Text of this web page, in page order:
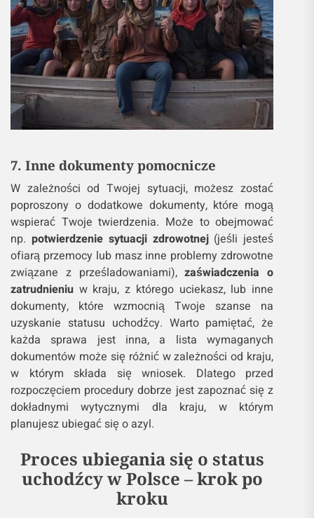
7. Inne dokumenty pomocnicze
W zależności od Twojej sytuacji, możesz zostać
poproszony o dodatkowe dokumenty, które mogą
wspierać Twoje twierdzenia. Może to obejmować
np. potwierdzenie sytuacji zdrowotnej(jeśli jesteś
ofiarą przemocy lub masz inne problemy zdrowotne
związane z prześladowaniami),zaświadczenia o
zatrudnieniu w kraju, z którego uciekasz, lub inne
dokumenty, które wzmocnią Twoje szanse na
uzyskanie statusu uchodźcy. Warto pamiętać, że
każda sprawa jest inna, a lista wymaganych
dokumentów może się różnić w zależności od kraju,
w którym składa się wniosek. Dlatego przed
rozpoczęciem procedury dobrze jest zapoznać się z
dokładnymi wytycznymi dla kraju, w którym
planujesz ubiegać się o azyl.
Proces ubiegania się o status
uchodźcy w Polsce – krok po
kroku